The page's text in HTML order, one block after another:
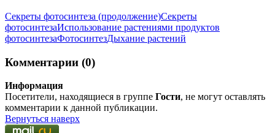
Секреты фотосинтеза (продолжение)Секреты
фотосинтезаИспользование растениями продуктов
фотосинтезаФотосинтезДыхание растений
Комментарии (0)
Информация
Посетители, находящиеся в группе Гости, не могут оставлять
комментарии к данной публикации.
Вернуться наверх